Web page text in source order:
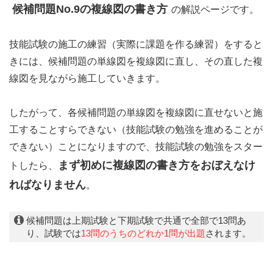
電気数学のお勉強
候補問題No.9の複線図の書き方 の解説ページです。
技能試験の施工の練習（実際に課題を作る練習）をすると
きには、候補問題の単線図を複線図に直し、その直した複
線図を見ながら施工していきます。
したがって、各候補問題の単線図を複線図に直せないと施
工することすらできない（技能試験の勉強を進めることが
できない）ことになりますので、技能試験の勉強をスター
トしたら、
まず初めに複線図の書き方をおぼえなけ
ればなりません。
候補問題は上期試験と下期試験で共通で全部で13問あ
り、試験では13問のうちのどれか1問が出題 されます。